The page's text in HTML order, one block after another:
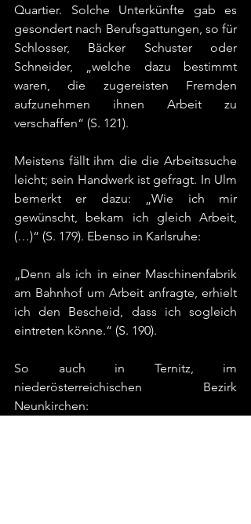
Quartier. Solche Unterkünfte gab es
gesondert nach Berufsgattungen, so für
Schlosser, Bäcker Schuster oder
Schneider, „welche dazu bestimmt
waren, die zugereisten Fremden
aufzunehmen ihnen Arbeit zu
verschaffen“ (S. 121).
Meistens fällt ihm die die Arbeitssuche
leicht; sein Handwerk ist gefragt. In Ulm
bemerkt er dazu: „Wie ich mir
gewünscht, bekam ich gleich Arbeit,
(…)“ (S. 179). Ebenso in Karlsruhe:
„Denn als ich in einer Maschinenfabrik
am Bahnhof um Arbeit anfragte, erhielt
ich den Bescheid, dass ich sogleich
eintreten könne.“ (S. 190).
So auch in Ternitz, im
niederösterreichischen Bezirk
Neunkirchen: